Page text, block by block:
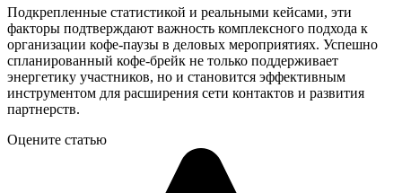
Подкрепленные статистикой и реальными кейсами, эти
факторы подтверждают важность комплексного подхода к
организации кофе-паузы в деловых мероприятиях. Успешно
спланированный кофе-брейк не только поддерживает
энергетику участников, но и становится эффективным
инструментом для расширения сети контактов и развития
партнерств.
Оцените статью